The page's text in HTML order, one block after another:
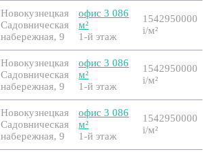
Новокузнецкая
Садовническая
набережная, 9
офис 3 086
м²
1-й этаж
1542950000
i/м²
Новокузнецкая
Садовническая
набережная, 9
офис 3 086
м²
1-й этаж
1542950000
i/м²
Новокузнецкая
Садовническая
набережная, 9
офис 3 086
м²
1-й этаж
1542950000
i/м²